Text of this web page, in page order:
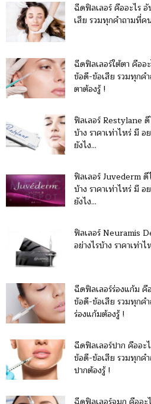
ฉีดฟิลเลอร์ คืออะไร
เสีย รวมทุกคำถามที่ค
ฉีดฟิลเลอร์ใต้ตา คืออ
ข้อดี-ข้อเสีย รวมทุกค
ตาต้องรู้ !
ฟิลเลอร์ Restylane
บ้าง ราคาเท่าไหร่ มี
ยังไง...
ฟิลเลอร์ Juvederm
บ้าง ราคาเท่าไหร่ มี
ยังไง...
ฟิลเลอร์ Neuramis
อย่างไรบ้าง ราคาเท่
ฉีดฟิลเลอร์ร่องแก้ม คื
ข้อดี-ข้อเสีย รวมทุกค
ร่องแก้มต้องรู้ !
ฉีดฟิลเลอร์ปาก คืออะ
ข้อดี-ข้อเสีย รวมทุกค
ปากต้องรู้ !